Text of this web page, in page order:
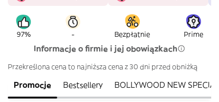
97% - Bezpłatnie Prime
Informacje o firmie i jej obowiązkach
Przekreślona cena to najniższa cena z 30 dni przed obniżką
Promocje Bestsellery BOLLYWOOD NEW